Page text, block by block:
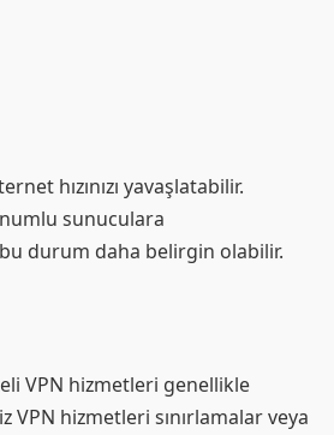
hızınızı yavaşlatabilir.
sunuculara
bu durum daha belirgin olabilir.
VPN hizmetleri genellikle
VPN hizmetleri sınırlamalar veya